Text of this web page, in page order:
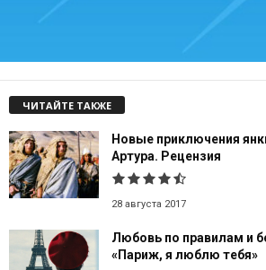
ЧИТАЙТЕ ТАКЖЕ
Новые приключения
Артура. Рецензия
28 августа 2017
Любовь по правилам и
«Париж, я люблю тебя»